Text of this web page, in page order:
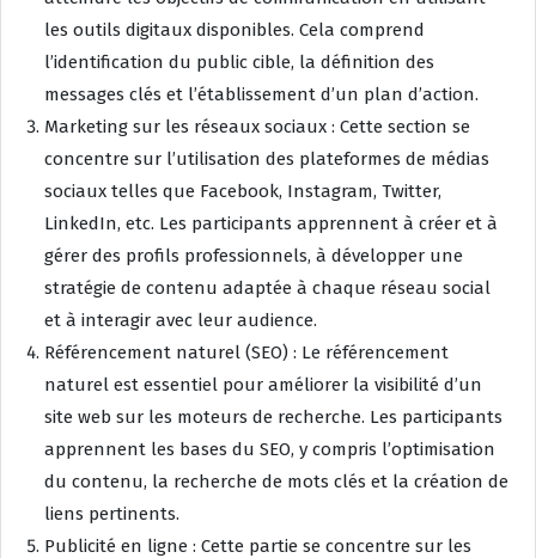
les outils digitaux disponibles. Cela comprend
l’identification du public cible, la définition des
messages clés et l’établissement d’un plan d’action.
Marketing sur les réseaux sociaux : Cette section se
concentre sur l’utilisation des plateformes de médias
sociaux telles que Facebook, Instagram, Twitter,
LinkedIn, etc. Les participants apprennent à créer et à
gérer des profils professionnels, à développer une
stratégie de contenu adaptée à chaque réseau social
et à interagir avec leur audience.
Référencement naturel (SEO) : Le référencement
naturel est essentiel pour améliorer la visibilité d’un
site web sur les moteurs de recherche. Les participants
apprennent les bases du SEO, y compris l’optimisation
du contenu, la recherche de mots clés et la création de
liens pertinents.
Publicité en ligne : Cette partie se concentre sur les